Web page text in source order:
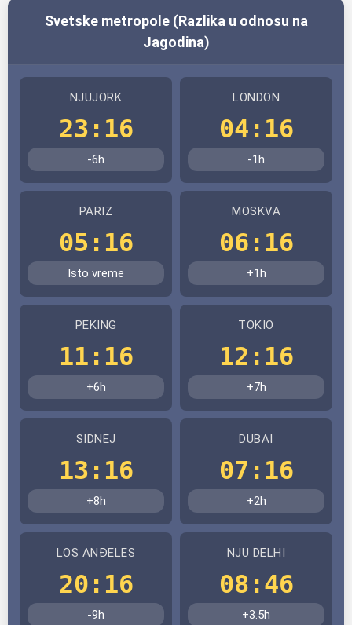
Svetske metropole (Razlika u odnosu na
Jagodina)
NJUJORK
23:16
-6h
LONDON
04:16
-1h
PARIZ
05:16
Isto vreme
MOSKVA
06:16
+1h
PEKING
11:16
+6h
TOKIO
12:16
+7h
SIDNEJ
13:16
+8h
DUBAI
07:16
+2h
LOS ANĐELES
20:16
-9h
NJU DELHI
08:46
+3.5h